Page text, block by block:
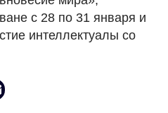
с 28 по 31 января и
интеллектуалы со